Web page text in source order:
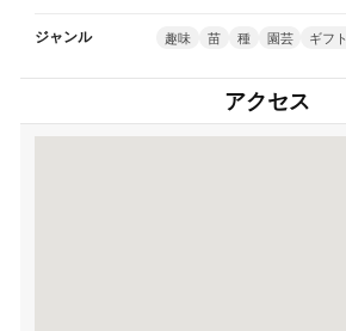
ジャンル 趣味 苗 種 園芸 ギフト
アクセス